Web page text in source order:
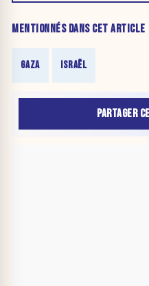
MENTIONNÉS DANS CET ARTICLE
GAZA ISRAËL
PARTAGER